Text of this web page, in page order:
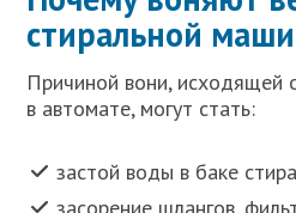
стиральной
Причиной вони, исходящей
в автомате, могут стать:
застой воды в баке
засорение шлангов,